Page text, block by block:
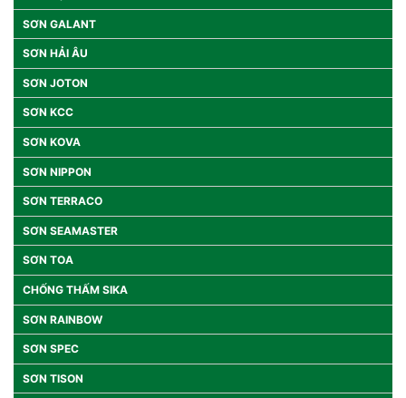
SƠN GALANT
SƠN HẢI ÂU
SƠN JOTON
SƠN KCC
SƠN KOVA
SƠN NIPPON
SƠN TERRACO
SƠN SEAMASTER
SƠN TOA
CHỐNG THẤM SIKA
SƠN RAINBOW
SƠN SPEC
SƠN TISON